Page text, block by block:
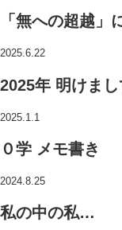
「無への超越」
2025.6.22
2025年 明けまし
2025.1.1
０学 メモ書き
2024.8.25
私の中の私…